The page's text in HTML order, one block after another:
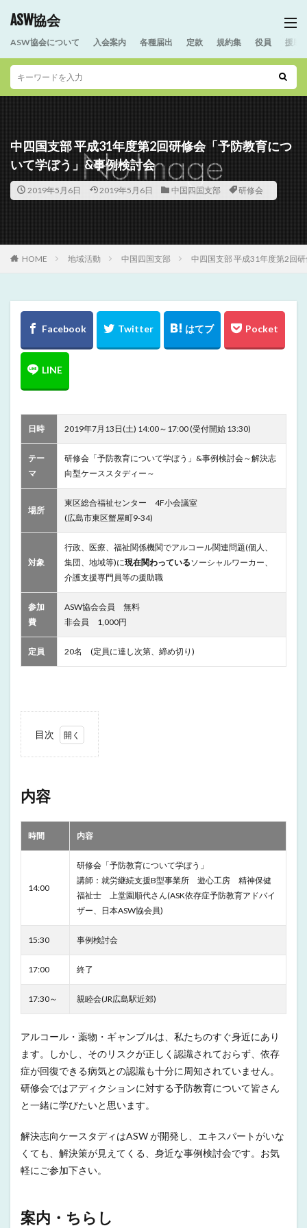
ASW協会
ASW協会について 入会案内 各種届出 定款 規約集 役員 援助
中四国支部 平成31年度第2回研修会「予防教育につ
いて学ぼう」&事例検討会
2019年5月6日 2019年5月6日 中国四国支部 研修会
HOME 地域活動 中国四国支部 中四国支部 平成31年度第2回
日時 2019年7月13日(土) 14:00～17:00 (受付開始 13:30)
テー
マ
研修会「予防教育について学ぼう」&事例検討会～解決志
向型ケーススタディー～
場所
東区総合福祉センター 4F小会議室
(広島市東区蟹屋町9-34)
対象
行政、医療、福祉関係機関でアルコール関連問題(個人、
集団、地域等)に現在関わっているソーシャルワーカー、
介護支援専門員等の援助職
参加
費
ASW協会会員 無料
非会員 1,000円
定員 20名 (定員に達し次第、締め切り)
目次
案
し
内容
時間 内容
14:00
研修会「予防教育について学ぼう」
講師：就労継続支援B型事業所 遊心工房 精神保健
福祉士 上堂園順代さん(ASK依存症予防教育アドバイ
ザー、日本ASW協会員)
15:30 事例検討会
17:00 終了
17:30～ 親睦会(JR広島駅近郊)
アルコール・薬物・ギャンブルは、私たちのすぐ身近にあり
ます。しかし、そのリスクが正しく認識されておらず、依存
症が回復できる病気との認識も十分に周知されていません。
研修会ではアディクションに対する予防教育について皆さん
と一緒に学びたいと思います。
解決志向ケースタディはASW が開発し、エキスパートがいな
くても、解決策が見えてくる、身近な事例検討会です。お気
軽にご参加下さい。
案内・ちらし